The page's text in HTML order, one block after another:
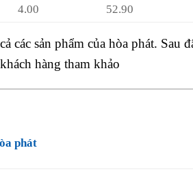
52.90
các sản phẩm của hòa phát. Sau
hàng tham khảo
phát